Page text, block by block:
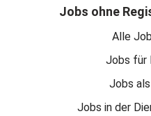
Jobs ohne
Alle
Jobs für
Jobs
Jobs in der